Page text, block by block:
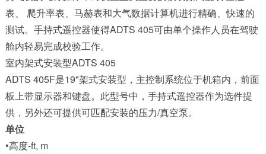
表、 爬升率表、马赫表和大气数据计算机进行精确、快速的
测试。手持式遥控器使得ADTS 405可由单个操作人员在驾驶
舱内轻易完成校验工作。
室内架式安装型ADTS 405
ADTS 405F是19"架式安装型，主控制系统位于机箱内，前面
板上带显示器和键盘。此型号中，手持式遥控器作为选件提
供，另外还可提供可匹配安装的压力/真空泵。
单位
•高度-ft, m